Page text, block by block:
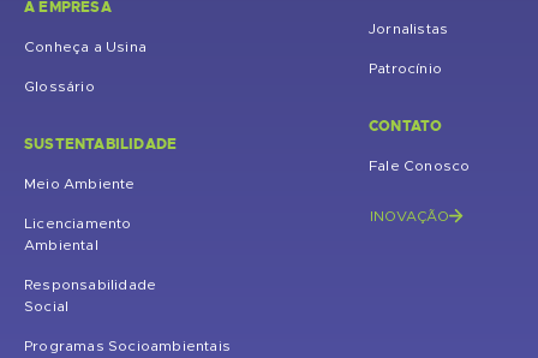
A EMPRESA
Conheça a Usina
Glossário
SUSTENTABILIDADE
Meio Ambiente
Licenciamento
Ambiental
Responsabilidade
Social
Programas Socioambientais
Jornalistas
Patrocínio
CONTATO
Fale Conosco
INOVAÇÃO